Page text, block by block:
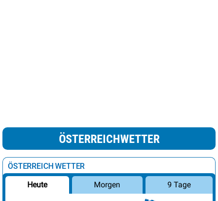
ÖSTERREICHWETTER
ÖSTERREICH WETTER
Heute Morgen 9 Tage